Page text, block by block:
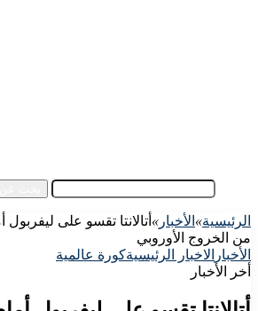
الرئيسية» الأخبار » أتالانتا تقسو على
من الخروج الأوروبي
الأخبار الاخبار الرئيسيةكورة عالمية
أخر الأخبار